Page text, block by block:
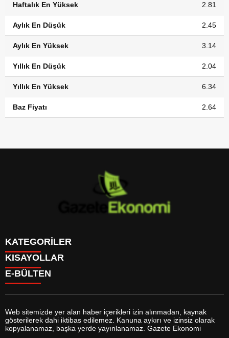
Haftalık En Yüksek 2.81
Aylık En Düşük 2.45
Aylık En Yüksek 3.14
Yıllık En Düşük 2.04
Yıllık En Yüksek 6.34
Baz Fiyatı 2.64
KATEGORİLER
GÜNDEM
DÜNYA
SİYASET
MAGAZİN
SAĞLIK
EĞİTİM
YAŞAM
KISAYOLLAR
BURÇLAR
FİKSTÜR
FİRMA EKLE
FİRMA REHBERİ
E-BÜLTEN
gazeteekonomi.com e-bültenine abone olarak, tarafınıza haber,
Web sitemizde yer alan haber içerikleri izin alınmadan, kaynak
gösterilerek dahi iktibas edilemez. Kanuna aykırı ve izinsiz olarak
kopyalanamaz, başka yerde yayınlanamaz. Gazete Ekonomi